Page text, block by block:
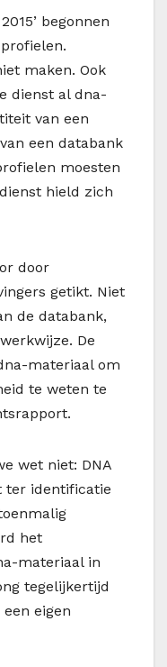
begonnen
maken. Ook
dienst al dna-
van een
een databank
moesten
hield zich
door
getikt. Niet
de databank,
De
materiaal om
te weten te
wet niet: DNA
ter identificatie
het
materiaal in
tegelijkertijd
eigen